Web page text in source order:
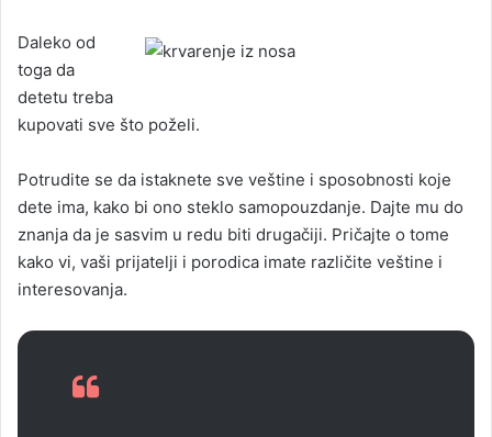
Daleko od
toga da
detetu treba
kupovati sve što poželi.
Potrudite se da istaknete sve veštine i sposobnosti koje
dete ima, kako bi ono steklo samopouzdanje. Dajte mu do
znanja da je sasvim u redu biti drugačiji. Pričajte o tome
kako vi, vaši prijatelji i porodica imate različite veštine i
interesovanja.